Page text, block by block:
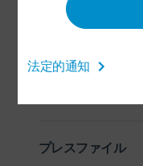
法定的通知
プレスファイル